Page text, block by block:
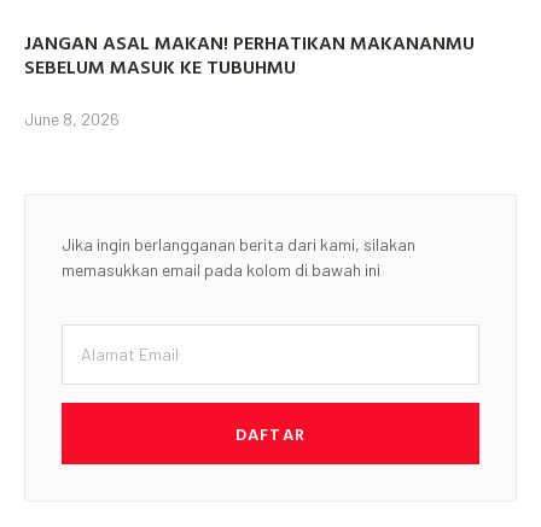
JANGAN ASAL MAKAN! PERHATIKAN MAKANANMU
SEBELUM MASUK KE TUBUHMU
June 8, 2026
Jika ingin berlangganan berita dari kami, silakan
memasukkan email pada kolom di bawah ini
DAFTAR